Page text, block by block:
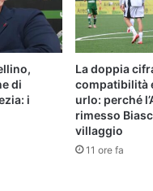
di
i
La doppia
compatibilità
urlo: perché
rimesso
villaggio
11 ore fa